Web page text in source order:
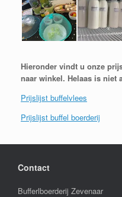
Hieronder vindt u onze
naar winkel. Helaas is niet
Prijslijst buffelvlees
Prijslijst buffel boerderij
Contact
Bufferlboerderij Zevenaar